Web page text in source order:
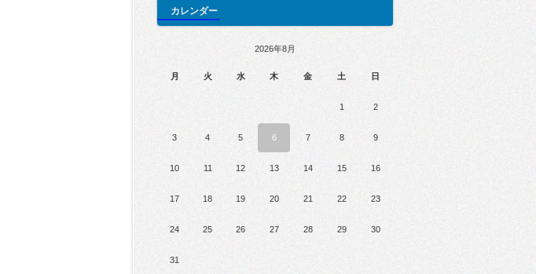
カレンダー
2026年8月
月 火 水 木 金 土 日
1 2
3 4 5 6 7 8 9
10 11 12 13 14 15 16
17 18 19 20 21 22 23
24 25 26 27 28 29 30
31